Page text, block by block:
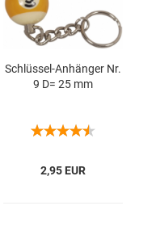
Schlüssel-​​An­hän­ger Nr.
9 D= 25 mm
2,95 EUR